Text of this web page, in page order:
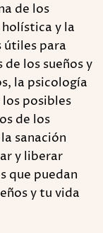
de los
y la
útiles para
los sueños y
la psicología
posibles
de los
sanación
y liberar
que puedan
y tu vida